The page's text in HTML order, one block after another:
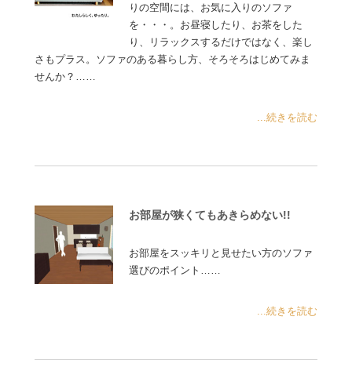
りの空間には、お気に入りのソファ
を・・・。お昼寝したり、お茶をした
り、リラックスするだけではなく、楽し
さもプラス。ソファのある暮らし方、そろそろはじめてみま
せんか？……
...続きを読む
お部屋が狭くてもあきらめない!!
お部屋をスッキリと見せたい方のソファ
選びのポイント……
...続きを読む